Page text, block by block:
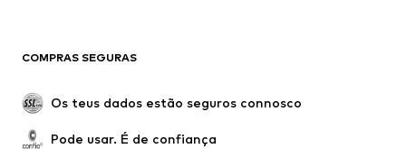
Novidades
Sapatos
Sapatos abertos
Exclusivo
COMPRAS SEGURAS
Os teus dados estão seguros connosco
Pode usar. É de confiança